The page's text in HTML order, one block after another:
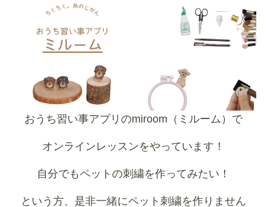
おうち習い事アプリのmiroom（ミルーム）で
オンラインレッスンをやっています！
自分でもペットの刺繍を作ってみたい！
という方、是非一緒にペット刺繍を作りません